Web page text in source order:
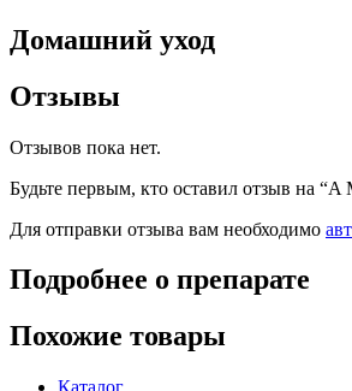
Домашний уход
Отзывы
Отзывов пока нет.
Будьте первым, кто оставил отзыв на
Для отправки отзыва вам необходимо
Подробнее о препарате
Похожие товары